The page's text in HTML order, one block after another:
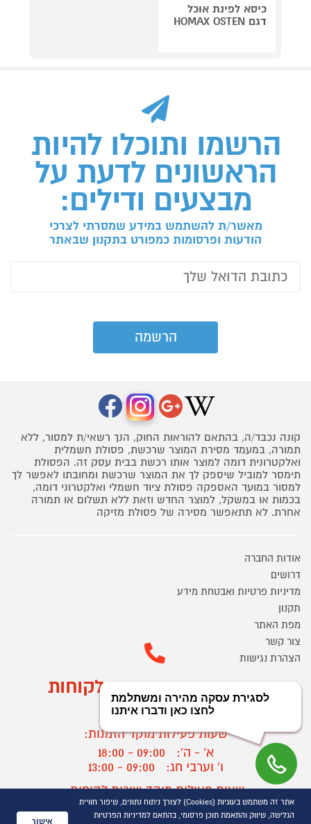
כיסא לפינת אוכל
דגם HOMAX OSTEN
הרשמו ותוכלו להיות
הראשונים לדעת על
מבצעים ודילים:
מאשר/ת להשתמש במידע שמסרתי לצרכי
הודעות ופרסומות כמפורט בתקנון שבאתר
קונה נכבד/ה, בהתאם להוראות החוק, הנך רשאי/ת למסור, ללא
תמורה, במעמד מסירת המוצר שרכשת, פסולת חשמלית
ואלקטרונית דומה למוצר אותו רכשת בבית עסק זה. הפסולת
תימסר למוביל שיספק לך את המוצר שרכשת ומחובתו לאפשר לך
למסור במועד האספקה פסולת ציוד חשמלי ואלקטרוני דומה,
בכמות או במשקל, למוצר החדש וזאת ללא תשלום או תמורה
אחרת. לא תתאפשר מסירה של פסולת מזיקה
אודות החברה
דרושים
מדיניות פרטיות ואבטחת מידע
תקנון
מפת האתר
צור קשר
הצהרת נגישות
מוקד הזמנות ושירות לקוחות
03-9545370
שעות פעילות מוקד הזמנות:
א' - ה':
09:00 - 18:00
ו' וערבי חג:
09:00 - 13:00
שעות פעילות מוקד שירות לקוחות:
א' - ד':
09:00 - 16:30
אתר זה משתמש בעוגיות (Cookies) לצורך ניתוח נתונים, שיפור חוויית
הגלישה, שיווק והתאמת תוכן פרסומי, בהתאם למדיניות הפרטיות
אישור